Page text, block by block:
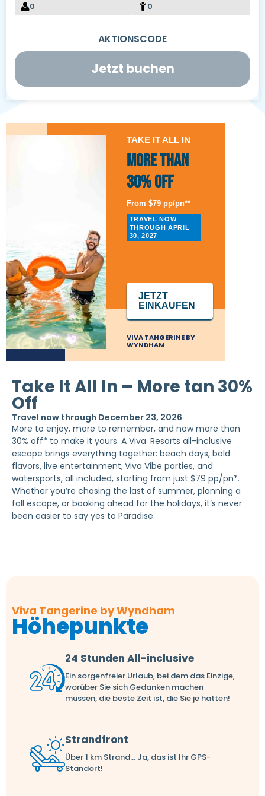
0 0
Jetzt buchen
TAKE IT ALL IN
More than
30% Off
From $79 pp/pn**
TRAVEL NOW
THROUGH APRIL
30, 2027
VIVA TANGERINE BY
WYNDHAM
JETZT
EINKAUFEN
Take It All In – More tan 30%
Off
Travel now through December 23, 2026
More to enjoy, more to remember, and now more than
30% off* to make it yours. A Viva Resorts all-inclusive
escape brings everything together: beach days, bold
flavors, live entertainment,Viva Vibe parties, and
watersports, all included, starting from just $79 pp/pn*.
Whether you’re chasing the last of summer, planning a
fall escape, or booking ahead for the holidays, it’s never
been easier to say yes to Paradise.
Viva Tangerine by Wyndham
Höhepunkte
24 Stunden All-inclusive
Ein sorgenfreier Urlaub, bei dem das Einzige,
worüber Sie sich Gedanken machen
müssen, die beste Zeit ist, die Sie je hatten!
Strandfront
Über 1 km Strand... Ja, das ist Ihr GPS-
Standort!